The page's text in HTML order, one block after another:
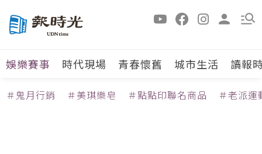
娛樂賽事 時代現場 青春懷舊 城市生活 讀報
＃鬼月行銷 ＃美琪樂皂 ＃點點印聯名商品 ＃老派運